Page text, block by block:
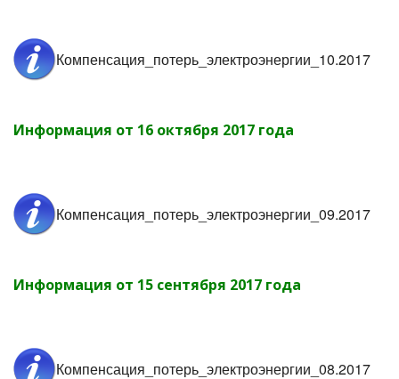
Компенсация_потерь_электроэнергии_10.2017
Информация от 16 октября 2017 года
Компенсация_потерь_электроэнергии_09.2017
Информация от 15 сентября 2017 года
Компенсация_потерь_электроэнергии_08.2017